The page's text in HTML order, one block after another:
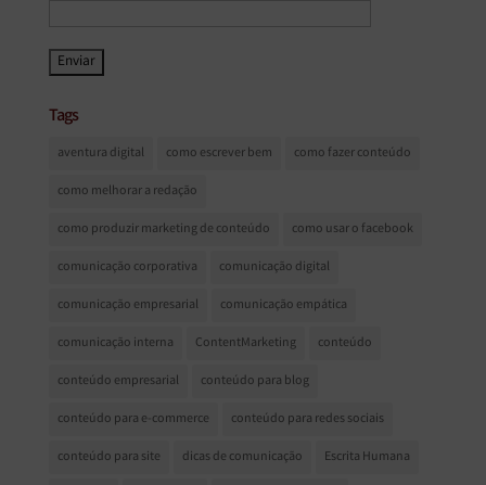
Tags
aventura digital como escrever bem como fazer conteúdo
como melhorar a redação
como produzir marketing de conteúdo como usar o facebook
comunicação corporativa comunicação digital
comunicação empresarial comunicação empática
comunicação interna ContentMarketing conteúdo
conteúdo empresarial conteúdo para blog
conteúdo para e-commerce conteúdo para redes sociais
conteúdo para site dicas de comunicação Escrita Humana